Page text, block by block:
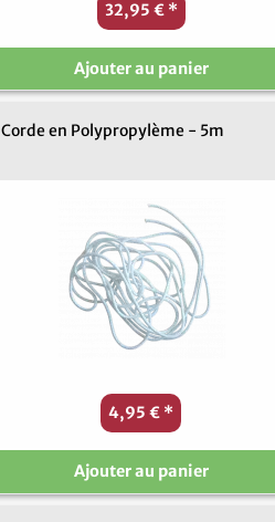
32,95 € *
Ajouter au panier
Corde en Polypropylème - 5m
4,95 € *
Ajouter au panier